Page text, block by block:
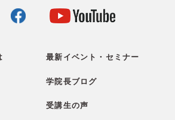
最新イベント・セミナー
学院長ブログ
受講生の声